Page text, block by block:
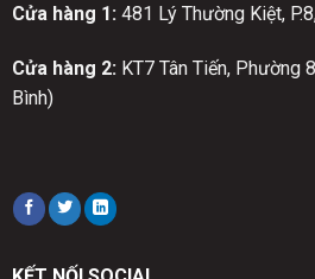
Cửa hàng 1:481 Lý Thường Kiệt,
Cửa hàng 2:KT7 Tân Tiến, Phường
Bình)